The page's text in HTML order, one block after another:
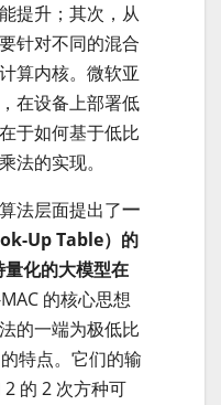
提升；其次，从
针对不同的混合
算内核。微软亚
在设备上部署低
于如何基于低比
法的实现。
法层面提出了一
Up Table）的
化的大模型在
的核心思想
的一端为极低比
特点。它们的输
的 2 次方种可